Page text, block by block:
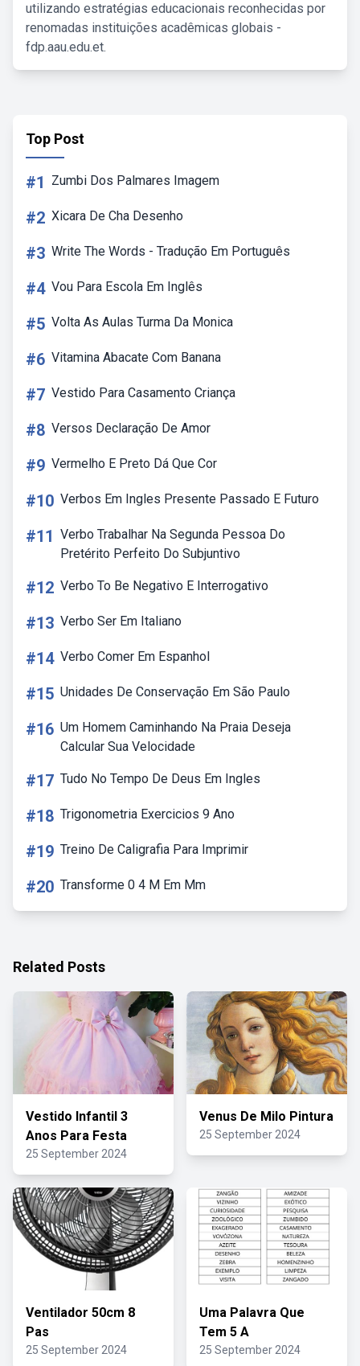
utilizando estratégias educacionais reconhecidas por
renomadas instituições acadêmicas globais -
fdp.aau.edu.et.
Top Post
#1 Zumbi Dos Palmares Imagem
#2 Xicara De Cha Desenho
#3 Write The Words - Tradução Em Português
#4 Vou Para Escola Em Inglês
#5 Volta As Aulas Turma Da Monica
#6 Vitamina Abacate Com Banana
#7 Vestido Para Casamento Criança
#8 Versos Declaração De Amor
#9 Vermelho E Preto Dá Que Cor
#10 Verbos Em Ingles Presente Passado E Futuro
#11 Verbo Trabalhar Na Segunda Pessoa Do
Pretérito Perfeito Do Subjuntivo
#12 Verbo To Be Negativo E Interrogativo
#13 Verbo Ser Em Italiano
#14 Verbo Comer Em Espanhol
#15 Unidades De Conservação Em São Paulo
#16 Um Homem Caminhando Na Praia Deseja
Calcular Sua Velocidade
#17 Tudo No Tempo De Deus Em Ingles
#18 Trigonometria Exercicios 9 Ano
#19 Treino De Caligrafia Para Imprimir
#20 Transforme 0 4 M Em Mm
Related Posts
Vestido Infantil 3
Anos Para Festa
25 September 2024
Venus De Milo Pintura
25 September 2024
Ventilador 50cm 8
Pas
25 September 2024
Uma Palavra Que
Tem 5 A
25 September 2024